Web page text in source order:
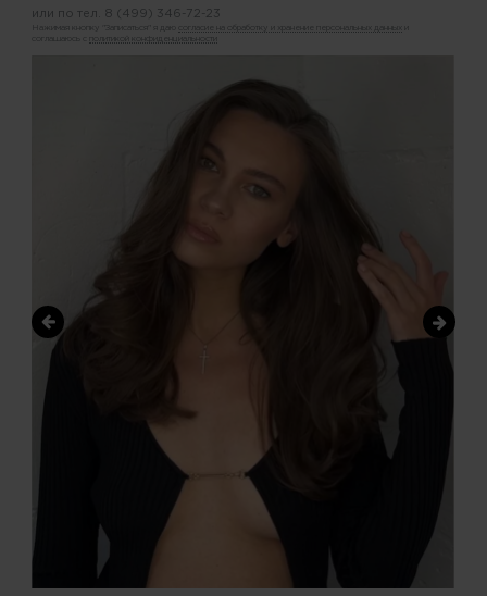
или по тел. 8 (499) 346-72-23
Нажимая кнопку "Записаться" я даю согласие на обработку и хранение персональных данных
политикой конфиденциальности